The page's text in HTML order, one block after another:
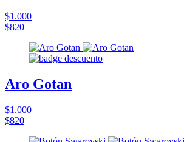
$1.000
$820
Aro Gotan
$1.000
$820